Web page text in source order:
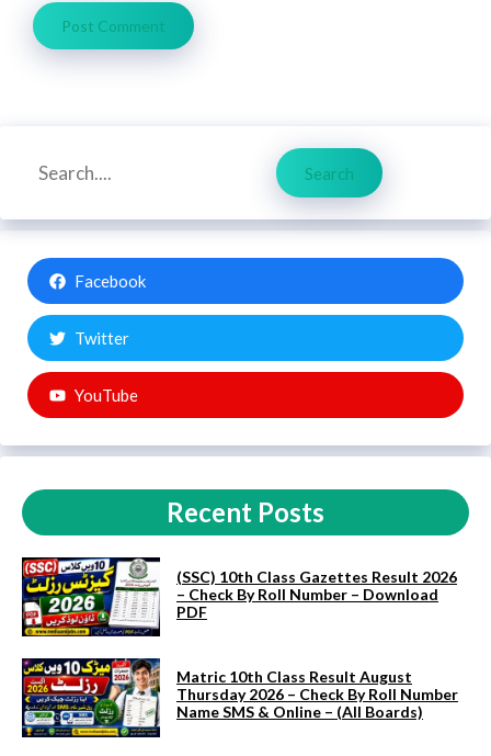
Search
Search
Facebook
Twitter
YouTube
Recent Posts
(SSC) 10th Class Gazettes Result 2026
– Check By Roll Number – Download
PDF
Matric 10th Class Result August
Thursday 2026 – Check By Roll Number
Name SMS & Online – (All Boards)